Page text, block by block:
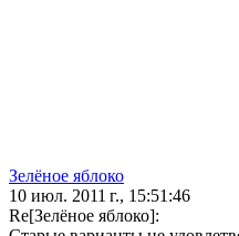
Зелёное яблоко
10 июл. 2011 г., 15:51:46
Re[Зелёное яблоко]: